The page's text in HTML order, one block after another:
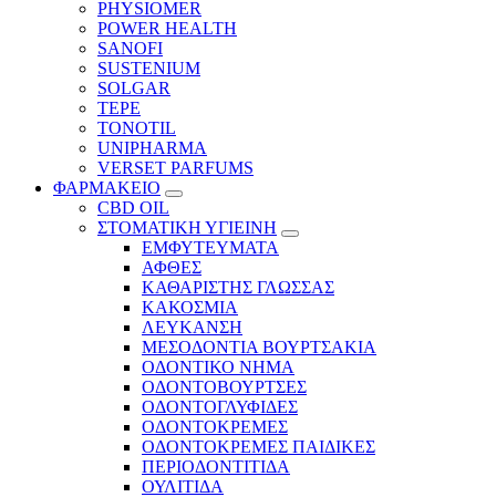
PHYSIOMER
POWER HEALTH
SANOFI
SUSTENIUM
SOLGAR
TEPE
TONOTIL
UNIPHARMA
VERSET PARFUMS
ΦΑΡΜΑΚΕΙΟ
CBD OIL
ΣΤΟΜΑΤΙΚΗ ΥΓΙΕΙΝΗ
ΕΜΦΥΤΕΥΜΑΤΑ
ΑΦΘΕΣ
ΚΑΘΑΡΙΣΤΗΣ ΓΛΩΣΣΑΣ
ΚΑΚΟΣΜΙΑ
ΛΕΥΚΑΝΣΗ
ΜΕΣΟΔΟΝΤΙΑ ΒΟΥΡΤΣΑΚΙΑ
ΟΔΟΝΤΙΚΟ ΝΗΜΑ
ΟΔΟΝΤΟΒΟΥΡΤΣΕΣ
ΟΔΟΝΤΟΓΛΥΦΙΔΕΣ
ΟΔΟΝΤΟΚΡΕΜΕΣ
ΟΔΟΝΤΟΚΡΕΜΕΣ ΠΑΙΔΙΚΕΣ
ΠΕΡΙΟΔΟΝΤΙΤΙΔΑ
ΟΥΛΙΤΙΔΑ